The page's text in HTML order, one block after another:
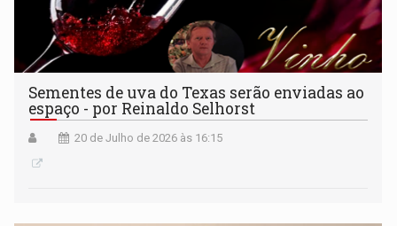
Sementes de uva do Texas serão enviadas ao
espaço - por Reinaldo Selhorst
20 de Julho de 2026 às 16:15